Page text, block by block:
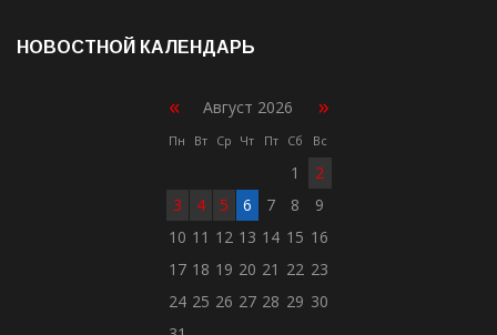
НОВОСТНОЙ КАЛЕНДАРЬ
« Август 2026 »
Пн Вт Ср Чт Пт Сб Вс
1
2
3
4 5 6 7 8
9
10 11 12 13 14 15 16
17 18 19 20 21 22 23
24 25 26 27 28 29 30